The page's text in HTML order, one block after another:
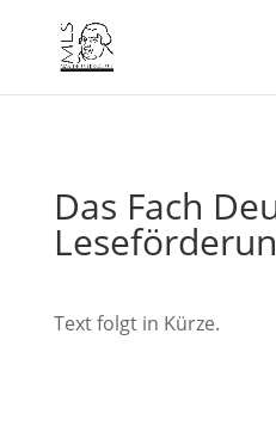
Das Fach
Text folgt in Kürze.